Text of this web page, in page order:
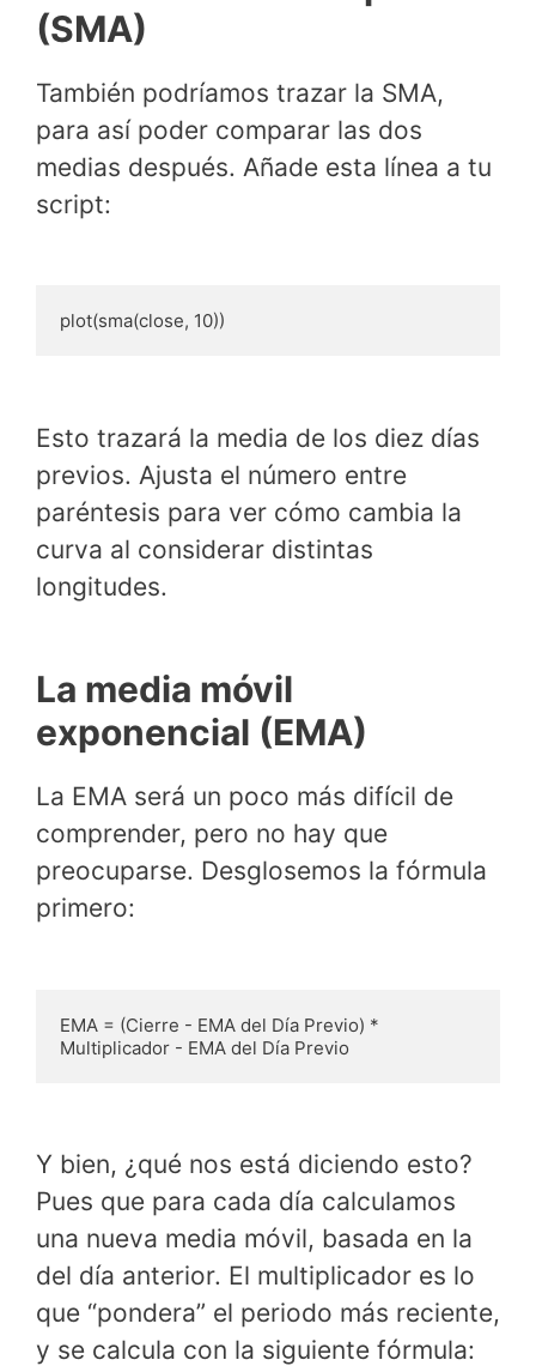
(SMA)
También podríamos trazar la SMA,
para así poder comparar las dos
medias después. Añade esta línea a tu
script:
plot(sma(close, 10))
Esto trazará la media de los diez días
previos. Ajusta el número entre
paréntesis para ver cómo cambia la
curva al considerar distintas
longitudes.
La media móvil
exponencial (EMA)
La EMA será un poco más difícil de
comprender, pero no hay que
preocuparse. Desglosemos la fórmula
primero:
EMA = (Cierre - EMA del Día Previo) *
Multiplicador - EMA del Día Previo
Y bien, ¿qué nos está diciendo esto?
Pues que para cada día calculamos
una nueva media móvil, basada en la
del día anterior. El multiplicador es lo
que “pondera” el periodo más reciente,
y se calcula con la siguiente fórmula: